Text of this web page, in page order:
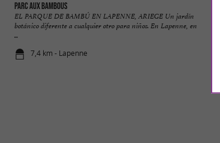
Parc aux Bambous
EL PARQUE DE BAMBÚ EN LAPENNE, ARIEGE Un jardín
botánico diferente a cualquier otro para niños. En Lapenne, en
...
7,4 km - Lapenne